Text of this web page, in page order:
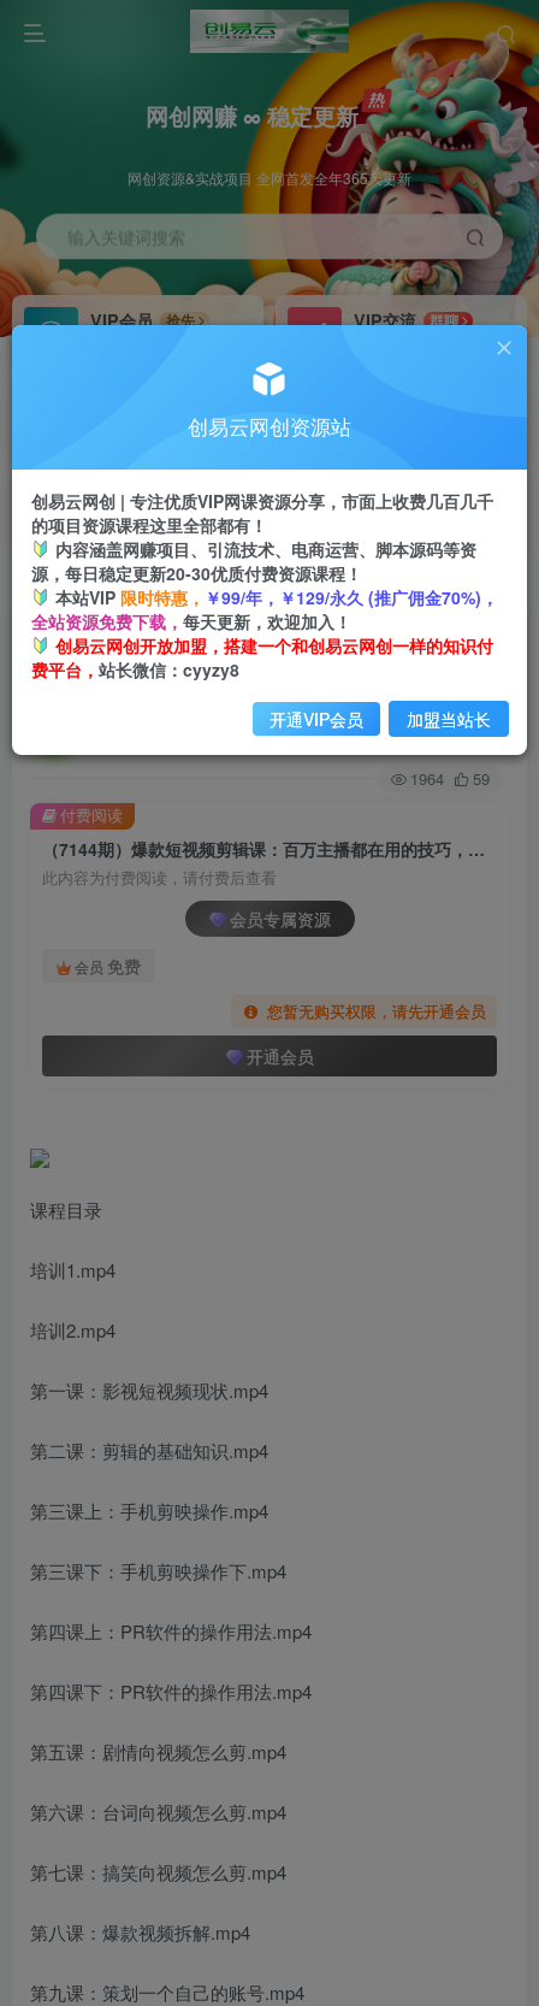
网创网赚 ∞ 稳定更新
网创资源&实战项目 全网首发全年365天更新
输入关键词搜索
VIP会员
抢先
VIP交流
群聊
研究探讨更多创业项目路子。
会员专属推广链接
挂机 项目
脚本卡密
APP下载
GO
首页 创业课程 会员专属 正文
（7144期）爆款短视频剪辑课：百万主播都在用
的技巧，轻松突破10w粉丝
关注
1964 59
（7144期）爆款短视频剪辑课：百万主播都在用的技巧，轻松突破10w粉丝
此内容为付费阅读，请付费后查看
会员专属资源
会员 免费
您暂无购买权限，请先开通会员
开通会员
付费阅读
课程目录
培训1.mp4
培训2.mp4
第一课：影视短视频现状.mp4
第二课：剪辑的基础知识.mp4
第三课上：手机剪映操作.mp4
第三课下：手机剪映操作下.mp4
第四课上：PR软件的操作用法.mp4
第四课下：PR软件的操作用法.mp4
第五课：剧情向视频怎么剪.mp4
第六课：台词向视频怎么剪.mp4
第七课：搞笑向视频怎么剪.mp4
第八课：爆款视频拆解.mp4
第九课：策划一个自己的账号.mp4
创易云网创资源站
创易云网创 | 专注优质VIP网课资源分享，市面上收费几百几千
的项目资源课程这里全部都有！
内容涵盖网赚项目、引流技术、电商运营、脚本源码等资
源，每日稳定更新20-30优质付费资源课程！
本站VIP 限时特惠， ￥99/年，￥129/永久 (推广佣金70%)，
全站资源免费下载， 每天更新，欢迎加入！
创易云网创开放加盟，搭建一个和创易云网创一样的知识付
费平台， 站长微信：cyyzy8
开通VIP会员 加盟当站长